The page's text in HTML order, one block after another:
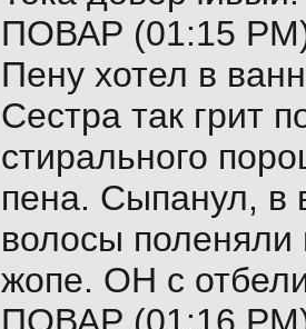
ПОВАР (01:15
Пену хотел в
Сестра так грит
стирального
пена. Сыпанул, в
волосы поленяли
жопе. ОН с